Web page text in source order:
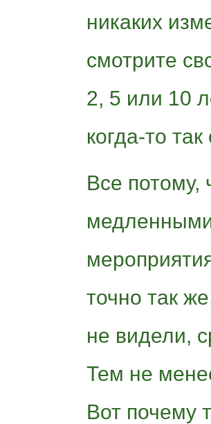
никаких
смотрите
2, 5 или 10
когда-то
Все потому,
точно так
не видели,
Тем не
Вот почему